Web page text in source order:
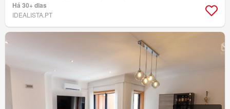
Há 30+ dias
IDEALISTA.PT